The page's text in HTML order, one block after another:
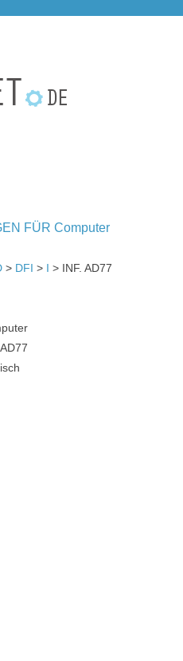
FÜR Computer
> DFI > I > INF. AD77